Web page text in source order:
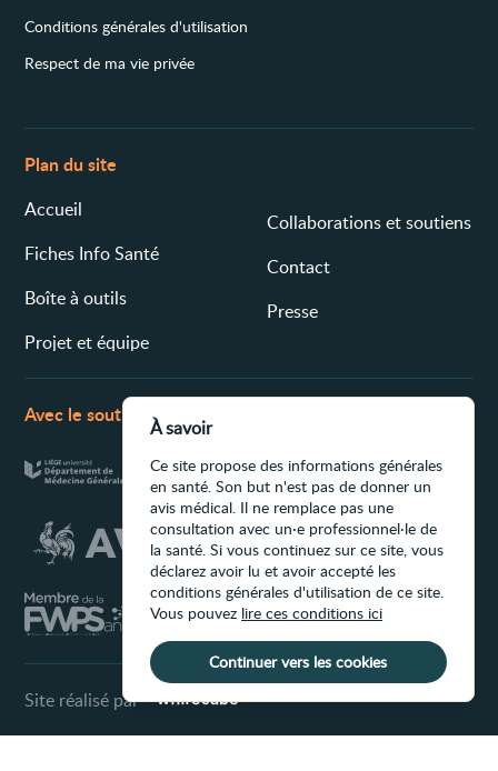
Conditions générales d'utilisation
Respect de ma vie privée
Plan du site
Accueil
Fiches Info Santé
Boîte à outils
Projet et équipe
Collaborations et soutiens
Contact
Presse
Avec le soutien de
Site réalisé par
À savoir
Ce site propose des informations générales
en santé. Son but n'est pas de donner un
avis médical. Il ne remplace pas une
consultation avec un·e professionnel·le de
la santé. Si vous continuez sur ce site, vous
déclarez avoir lu et avoir accepté les
conditions générales d'utilisation de ce site.
Vous pouvez lire ces conditions ici
Continuer vers les cookies